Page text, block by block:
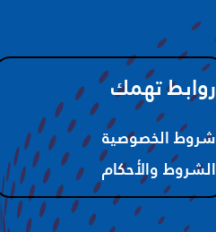
روابط تهمك
شروط الخصوصية
الشروط والأحكام